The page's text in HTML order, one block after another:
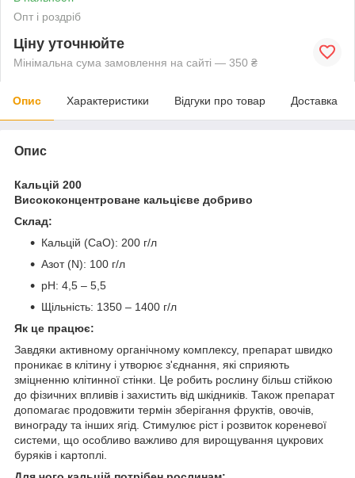
Опт і роздріб
Ціну уточнюйте
Мінімальна сума замовлення на сайті — 350 ₴
Опис Характеристики Відгуки про товар Доставка
Опис
Кальцій 200
Висококонцентроване кальцієве добриво
Склад:
Кальцій (CaO): 200 г/л
Азот (N): 100 г/л
pH: 4,5 – 5,5
Щільність: 1350 – 1400 г/л
Як це працює:
Завдяки активному органічному комплексу, препарат швидко
проникає в клітину і утворює з'єднання, які сприяють
зміцненню клітинної стінки. Це робить рослину більш стійкою
до фізичних впливів і захистить від шкідників. Також препарат
допомагає продовжити термін зберігання фруктів, овочів,
винограду та інших ягід. Стимулює ріст і розвиток кореневої
системи, що особливо важливо для вирощування цукрових
буряків і картоплі.